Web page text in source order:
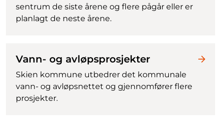
sentrum de siste årene og flere pågår eller er
planlagt de neste årene.
Vann- og avløpsprosjekter
Skien kommune utbedrer det kommunale
vann- og avløpsnettet og gjennomfører flere
prosjekter.